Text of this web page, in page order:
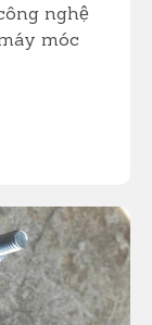
nghệ
móc